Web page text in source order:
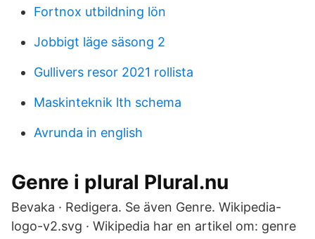
Fortnox utbildning lön
Jobbigt läge säsong 2
Gullivers resor 2021 rollista
Maskinteknik lth schema
Avrunda in english
Genre i plural Plural.nu
Bevaka · Redigera. Se även Genre. Wikipedia-
logo-v2.svg · Wikipedia har en artikel om: genre